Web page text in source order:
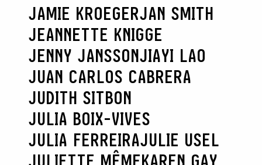
JAMIE KROEGERJAN SMITH
JEANNETTE KNIGGE
JENNY JANSSONJIAYI LAO
JUAN CARLOS CABRERA
JUDITH SITBON
JULIA BOIX-VIVES
JULIA FERREIRAJULIE USEL